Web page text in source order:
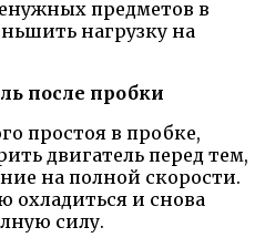
предметов в
нагрузку на
после пробки
простоя в пробке,
двигатель перед тем,
на полной скорости.
охладиться и снова
силу.